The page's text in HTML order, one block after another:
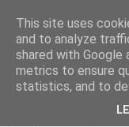
This site uses
and to analyze
shared with Google
metrics to ensure
statistics, and to